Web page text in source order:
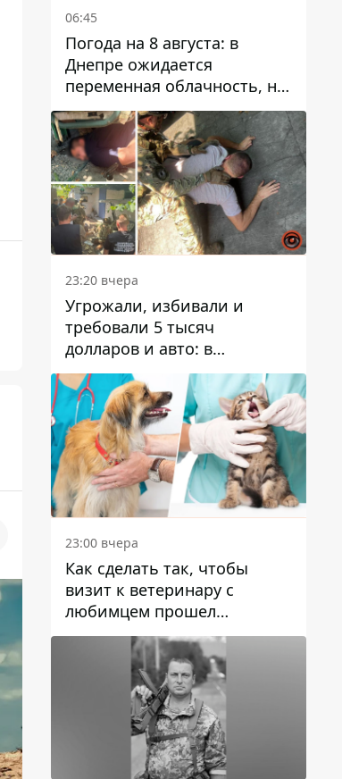
06:45
Погода на 8 августа: в
Днепре ожидается
переменная облачность, но
может пойти дождь
23:20 вчера
Угрожали, избивали и
требовали 5 тысяч
долларов и авто: в
Павлограде задержали двух
мужчин
23:00 вчера
Как сделать так, чтобы
визит к ветеринару с
любимцем прошел
спокойно: простые советы